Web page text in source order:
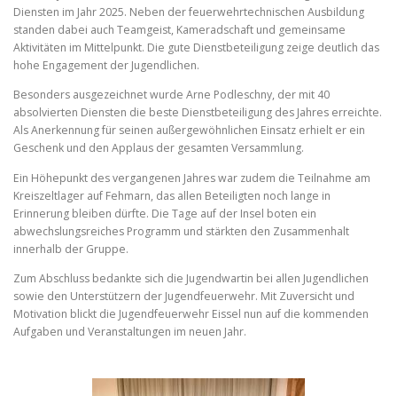
Diensten im Jahr 2025. Neben der feuerwehrtechnischen Ausbildung
standen dabei auch Teamgeist, Kameradschaft und gemeinsame
Aktivitäten im Mittelpunkt. Die gute Dienstbeteiligung zeige deutlich das
hohe Engagement der Jugendlichen.
Besonders ausgezeichnet wurde Arne Podleschny, der mit 40
absolvierten Diensten die beste Dienstbeteiligung des Jahres erreichte.
Als Anerkennung für seinen außergewöhnlichen Einsatz erhielt er ein
Geschenk und den Applaus der gesamten Versammlung.
Ein Höhepunkt des vergangenen Jahres war zudem die Teilnahme am
Kreiszeltlager auf Fehmarn, das allen Beteiligten noch lange in
Erinnerung bleiben dürfte. Die Tage auf der Insel boten ein
abwechslungsreiches Programm und stärkten den Zusammenhalt
innerhalb der Gruppe.
Zum Abschluss bedankte sich die Jugendwartin bei allen Jugendlichen
sowie den Unterstützern der Jugendfeuerwehr. Mit Zuversicht und
Motivation blickt die Jugendfeuerwehr Eissel nun auf die kommenden
Aufgaben und Veranstaltungen im neuen Jahr.